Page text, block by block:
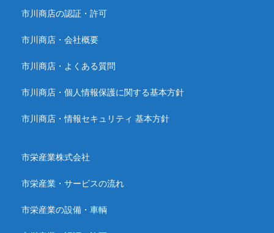
市川商店の認証・許可
市川商店・会社概要
市川商店・よくある質問
市川商店・個人情報保護に関する基本方針
市川商店・情報セキュリティ 基本方針
市栄産業株式会社
市栄産業・サービスの流れ
市栄産業の設備・車輌